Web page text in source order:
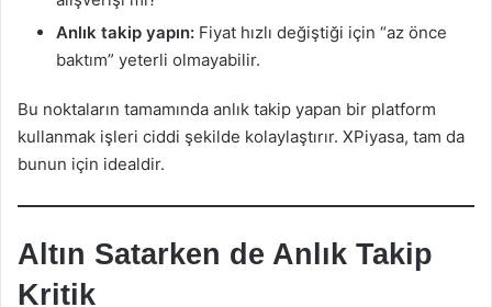
Anlık takip yapın: Fiyat hızlı değiştiği için “az önce
baktım” yeterli olmayabilir.
Bu noktaların tamamında anlık takip yapan bir platform
kullanmak işleri ciddi şekilde kolaylaştırır. XPiyasa, tam da
bunun için idealdir.
Altın Satarken de Anlık Takip
Kritik